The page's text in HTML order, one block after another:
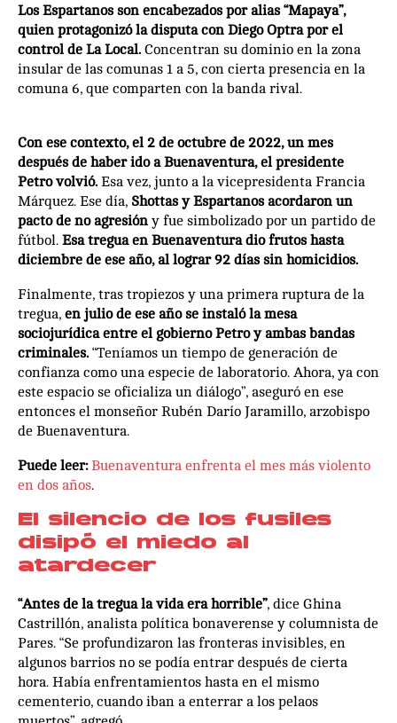
Los Espartanos son encabezados por alias “Mapaya”,
quien protagonizó la disputa con Diego Optra por el
control de La Local. Concentran su dominio en la zona
insular de las comunas 1 a 5, con cierta presencia en la
comuna 6, que comparten con la banda rival.
Con ese contexto, el 2 de octubre de 2022, un mes
después de haber ido a Buenaventura, el presidente
Petro volvió. Esa vez, junto a la vicepresidenta Francia
Márquez. Ese día, Shottas y Espartanos acordaron un
pacto de no agresión y fue simbolizado por un partido de
fútbol. Esa tregua en Buenaventura dio frutos hasta
diciembre de ese año, al lograr 92 días sin homicidios.
Finalmente, tras tropiezos y una primera ruptura de la
tregua, en julio de ese año se instaló la mesa
sociojurídica entre el gobierno Petro y ambas bandas
criminales. “Teníamos un tiempo de generación de
confianza como una especie de laboratorio. Ahora, ya con
este espacio se oficializa un diálogo”, aseguró en ese
entonces el monseñor Rubén Darío Jaramillo, arzobispo
de Buenaventura.
Puede leer:Buenaventura enfrenta el mes más violento
en dos años.
El silencio de los fusiles
disipó el miedo al
atardecer
“Antes de la tregua la vida era horrible”, dice Ghina
Castrillón, analista política bonaverense y columnista de
Pares. “Se profundizaron las fronteras invisibles, en
algunos barrios no se podía entrar después de cierta
hora. Había enfrentamientos hasta en el mismo
cementerio, cuando iban a enterrar a los pelaos